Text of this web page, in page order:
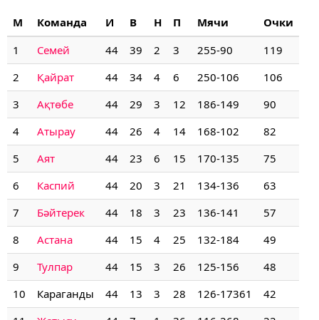
М Команда И В Н П Мячи
Очки
1
Семей 44 39 2 3 255-90
119
2
Қайрат 44 34 4 6 250-106
106
3
Ақтөбе 44 29 3 12 186-149
90
4
Атырау 44 26 4 14 168-102
82
5
Аят 44 23 6 15 170-135
75
6
Каспий 44 20 3 21 134-136
63
7
Бәйтерек 44 18 3 23 136-141
57
8
Астана 44 15 4 25 132-184
49
9
Тулпар 44 15 3 26 125-156
48
10
Караганды 44 13 3 28 126-17361
42